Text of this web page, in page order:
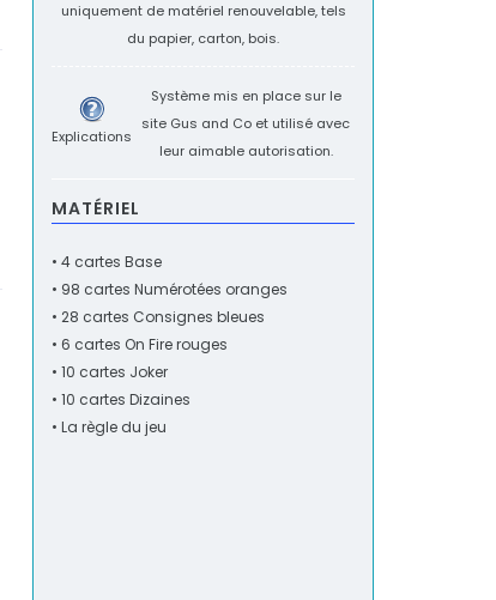
uniquement de matériel renouvelable, tels
du papier, carton, bois.
Explications
Système mis en place sur le
site Gus and Co et utilisé avec
leur aimable autorisation.
MATÉRIEL
• 4 cartes Base
• 98 cartes Numérotées oranges
• 28 cartes Consignes bleues
• 6 cartes On Fire rouges
• 10 cartes Joker
• 10 cartes Dizaines
• La règle du jeu